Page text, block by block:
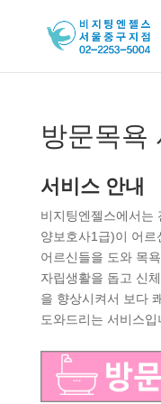
방문목욕
서비스 안내
비지팅엔젤스에서는
양보호사1급)이 어
어르신들을 도와 목
자립생활을 돕고 신
을 향상시켜서 보다
도와드리는 서비스입